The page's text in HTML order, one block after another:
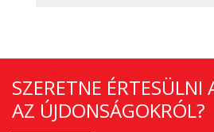
SZERETNE ÉRTESÜLNI
AZ ÚJDONSÁGOKRÓL?